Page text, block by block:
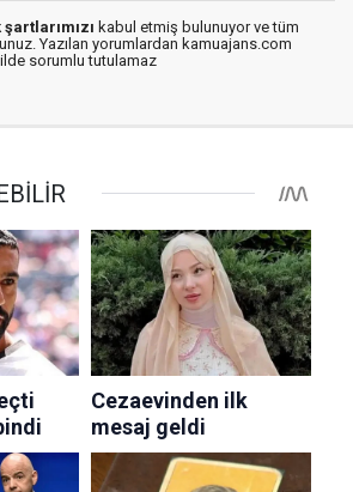
kabul etmiş bulunuyor ve tüm
Yazılan yorumlardan kamuajans.com
sorumlu tutulamaz